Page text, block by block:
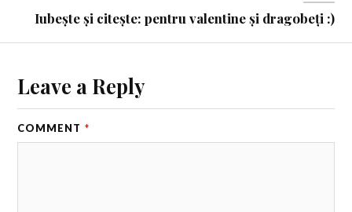
Iubește și citește: pentru valentine și dragobeți :)
Leave a Reply
COMMENT *